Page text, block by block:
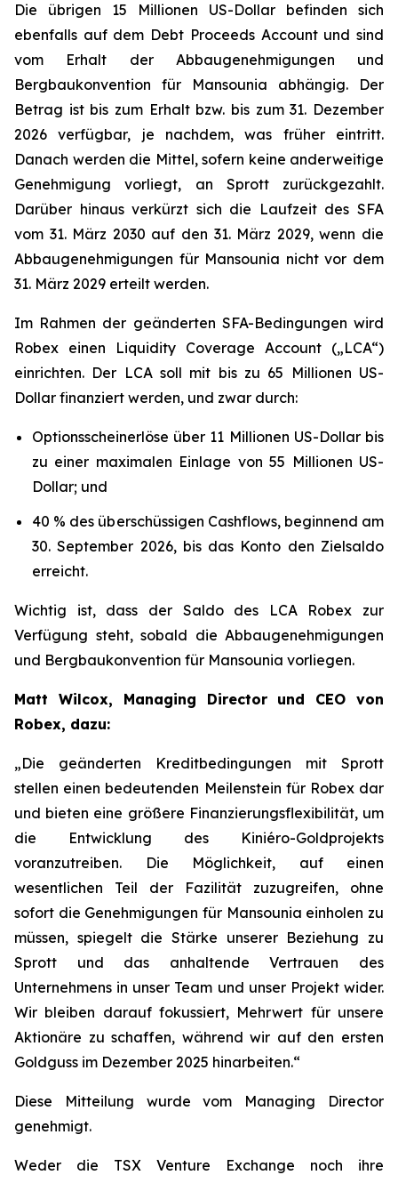
Die übrigen 15 Millionen US-Dollar befinden sich
ebenfalls auf dem Debt Proceeds Account und sind
vom Erhalt der Abbaugenehmigungen und
Bergbaukonvention für Mansounia abhängig. Der
Betrag ist bis zum Erhalt bzw. bis zum 31. Dezember
2026 verfügbar, je nachdem, was früher eintritt.
Danach werden die Mittel, sofern keine anderweitige
Genehmigung vorliegt, an Sprott zurückgezahlt.
Darüber hinaus verkürzt sich die Laufzeit des SFA
vom 31. März 2030 auf den 31. März 2029, wenn die
Abbaugenehmigungen für Mansounia nicht vor dem
31. März 2029 erteilt werden.
Im Rahmen der geänderten SFA-Bedingungen wird
Robex einen Liquidity Coverage Account („LCA“)
einrichten. Der LCA soll mit bis zu 65 Millionen US-
Dollar finanziert werden, und zwar durch:
Optionsscheinerlöse über 11 Millionen US-Dollar bis
zu einer maximalen Einlage von 55 Millionen US-
Dollar; und
40 % des überschüssigen Cashflows, beginnend am
30. September 2026, bis das Konto den Zielsaldo
erreicht.
Wichtig ist, dass der Saldo des LCA Robex zur
Verfügung steht, sobald die Abbaugenehmigungen
und Bergbaukonvention für Mansounia vorliegen.
Matt Wilcox, Managing Director und CEO von
Robex, dazu:
„Die geänderten Kreditbedingungen mit Sprott
stellen einen bedeutenden Meilenstein für Robex dar
und bieten eine größere Finanzierungsflexibilität, um
die Entwicklung des Kiniéro-Goldprojekts
voranzutreiben. Die Möglichkeit, auf einen
wesentlichen Teil der Fazilität zuzugreifen, ohne
sofort die Genehmigungen für Mansounia einholen zu
müssen, spiegelt die Stärke unserer Beziehung zu
Sprott und das anhaltende Vertrauen des
Unternehmens in unser Team und unser Projekt wider.
Wir bleiben darauf fokussiert, Mehrwert für unsere
Aktionäre zu schaffen, während wir auf den ersten
Goldguss im Dezember 2025 hinarbeiten.“
Diese Mitteilung wurde vom Managing Director
genehmigt.
Weder die TSX Venture Exchange noch ihre